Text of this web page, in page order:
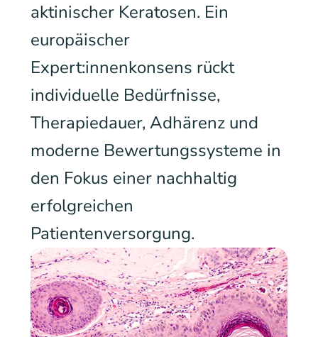
aktinischer Keratosen. Ein
europäischer
Expert:innenkonsens rückt
individuelle Bedürfnisse,
Therapiedauer, Adhärenz und
moderne Bewertungssysteme in
den Fokus einer nachhaltig
erfolgreichen
Patientenversorgung.